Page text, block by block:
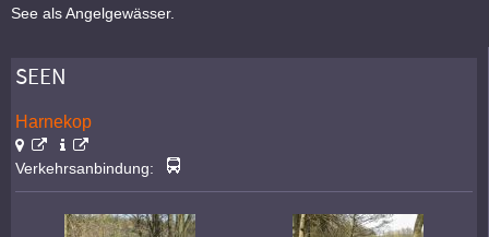
See als Angelgewässer.
SEEN
Harnekop
Verkehrsanbindung: